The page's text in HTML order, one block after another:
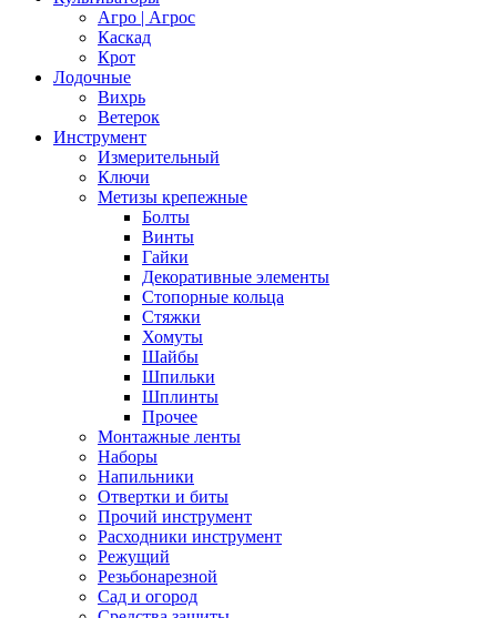
Агро | Агрос
Каскад
Крот
Лодочные
Вихрь
Ветерок
Инструмент
Измерительный
Ключи
Метизы крепежные
Болты
Винты
Гайки
Декоративные элементы
Стопорные кольца
Стяжки
Хомуты
Шайбы
Шпильки
Шплинты
Прочее
Монтажные ленты
Наборы
Напильники
Отвертки и биты
Прочий инструмент
Расходники инструмент
Режущий
Резьбонарезной
Сад и огород